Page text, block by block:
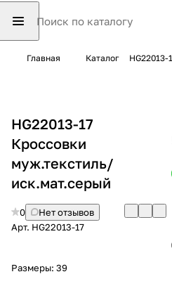
Главная Каталог
HG22013-17
Кроссовки
муж.текстиль/
иск.мат.серый
0
Нет отзывов
Арт. HG22013-17
Размеры: 39